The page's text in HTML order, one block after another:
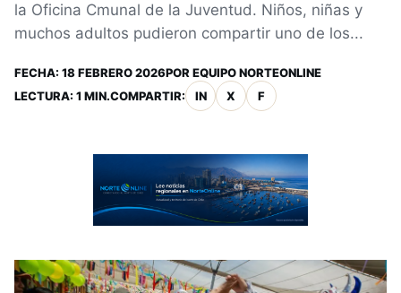
la Oficina Cmunal de la Juventud. Niños, niñas y
muchos adultos pudieron compartir uno de los...
FECHA: 18 FEBRERO 2026POR EQUIPO NORTEONLINE
LECTURA: 1 MIN.COMPARTIR: IN X F